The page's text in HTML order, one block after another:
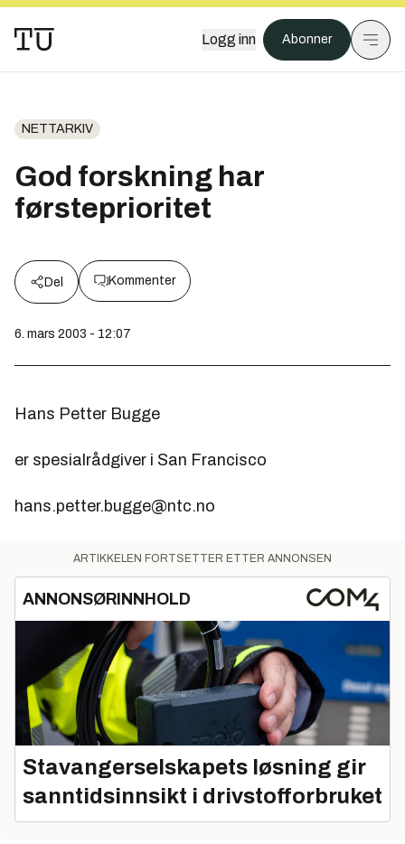
Logg inn Abonner
NETTARKIV
God forskning har
førsteprioritet
Del Kommenter
6. mars 2003 - 12:07
Hans Petter Bugge
er spesialrådgiver i San Francisco
hans.petter.bugge@ntc.no
ARTIKKELEN FORTSETTER ETTER ANNONSEN
ANNONSØRINNHOLD
Stavangerselskapets løsning gir
sanntidsinnsikt i drivstofforbruket